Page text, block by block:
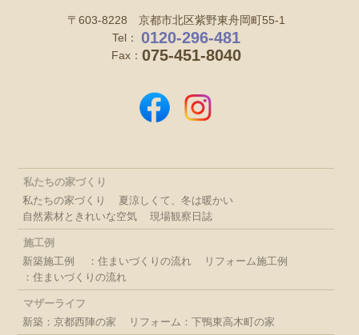
〒603-8228 京都市北区紫野東舟岡町55-1
Tel：
0120-296-481
Fax： 075-451-8040
私たちの家づくり
私たちの家づくり
夏涼しくて、冬は暖かい
自然素材ときれいな空気
現場観察日誌
施工例
新築施工例
：住まいづくりの流れ
リフォーム施工例
：住まいづくりの流れ
マザーライフ
新築：京都西陣の家
リフォーム：下鴨東高木町の家